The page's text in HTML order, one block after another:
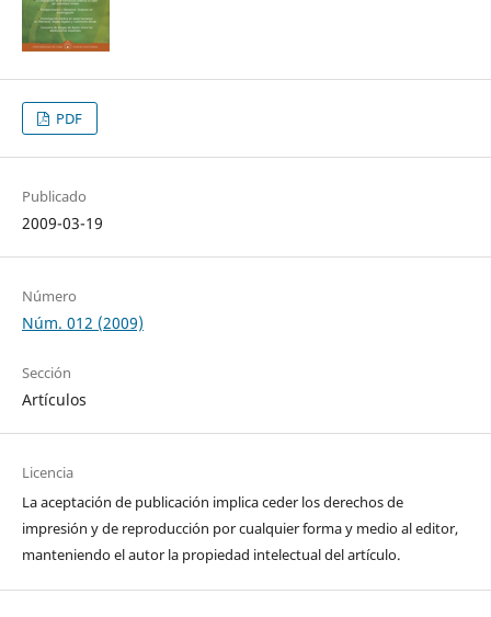
PDF
Publicado
2009-03-19
Número
Núm. 012 (2009)
Sección
Artículos
Licencia
La aceptación de publicación implica ceder los derechos de
impresión y de reproducción por cualquier forma y medio al editor,
manteniendo el autor la propiedad intelectual del artículo.